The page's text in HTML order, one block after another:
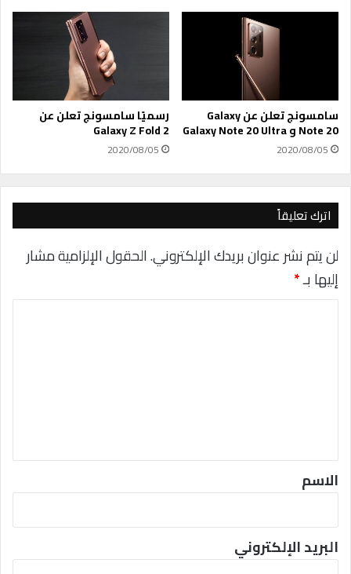
م
ي
ن
ل
ز
ي
ز
ا
إ
ن
ا
ج
ي
ة
سامسونج تعلن عن Galaxy
Note 20 و Galaxy Note 20 Ultra
2020/08/05
رسميًا سامسونج تعلن عن
Galaxy Z Fold 2
2020/08/05
اترك تعليقاً
لن يتم نشر عنوان بريدك الإلكتروني.الحقول الإلزامية مشار
إليها بـ*
*
الاسم
البريد الإلكتروني